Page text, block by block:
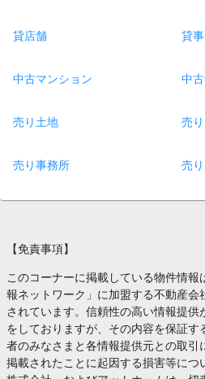
貸店舗 貸
中古マンション 中
売り土地 売
売り事務所 売
【免責事項】
このコーナーに掲載している物件情
報ネットワーク」に加盟する不動産会
されています。信頼性の高い情報提供
をしておりますが、その内容を保証す
者のみなさまと各情報提供元との取引
掲載されたことに起因する損害等につ